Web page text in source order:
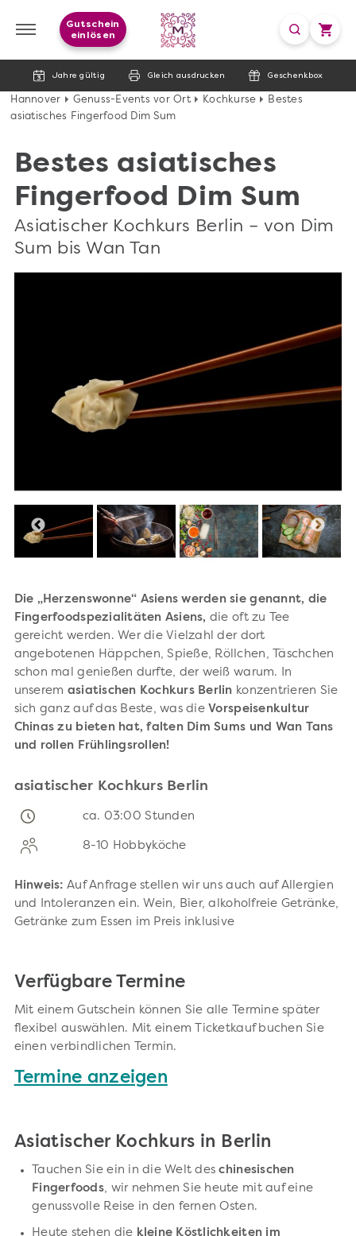
Jahre gültig Gleich ausdrucken Geschenkbox
Gutschein
einlösen
Hannover Genuss-Events vor Ort Kochkurse
Bestes
asiatisches Fingerfood Dim Sum
Bestes asiatisches
Fingerfood Dim Sum
Asiatischer Kochkurs Berlin – von Dim
Sum bis Wan Tan
Die „Herzenswonne“ Asiens werden sie genannt, die
Fingerfoodspezialitäten Asiens, die oft zu Tee
gereicht werden. Wer die Vielzahl der dort
angebotenen Häppchen, Spieße, Röllchen, Täschchen
schon mal genießen durfte, der weiß warum. In
unserem asiatischen Kochkurs Berlin konzentrieren Sie
sich ganz auf das Beste, was die Vorspeisenkultur
Chinas zu bieten hat, falten Dim Sums und Wan Tans
und rollen Frühlingsrollen!
asiatischer Kochkurs Berlin
ca. 03:00 Stunden
8-10 Hobbyköche
Hinweis: Auf Anfrage stellen wir uns auch auf Allergien
und Intoleranzen ein. Wein, Bier, alkoholfreie Getränke,
Getränke zum Essen im Preis inklusive
Verfügbare Termine
Mit einem Gutschein können Sie alle Termine später
flexibel auswählen. Mit einem Ticketkauf buchen Sie
einen verbindlichen Termin.
Termine anzeigen
Asiatischer Kochkurs in Berlin
Tauchen Sie ein in die Welt deschinesischen
Fingerfoods, wir nehmen Sie heute mit auf eine
genussvolle Reise in den fernen Osten.
Heute stehen die kleine Köstlichkeiten im